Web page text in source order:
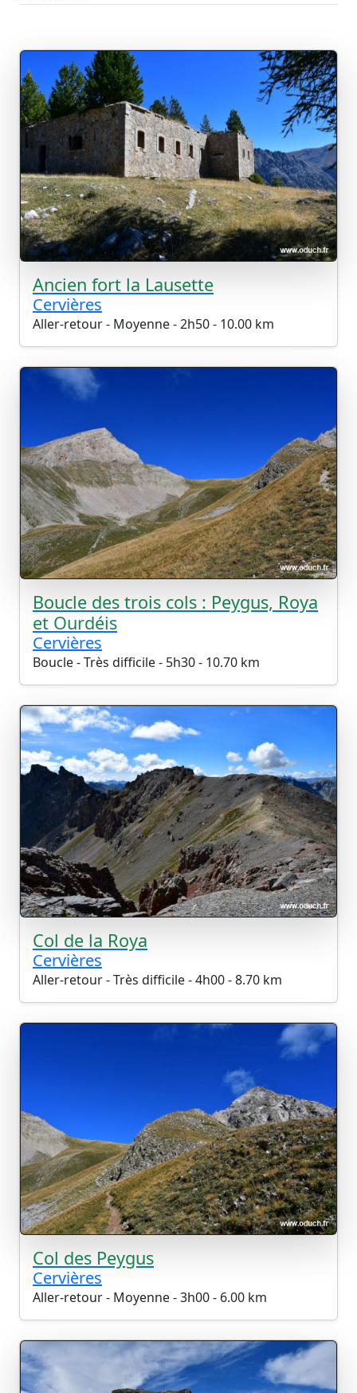
Ancien fort la Lausette
Cervières
Aller-retour - Moyenne - 2h50 - 10.00 km
Boucle des trois cols : Peygus, Roya
et Ourdéis
Cervières
Boucle - Très difficile - 5h30 - 10.70 km
Col de la Roya
Cervières
Aller-retour - Très difficile - 4h00 - 8.70 km
Col des Peygus
Cervières
Aller-retour - Moyenne - 3h00 - 6.00 km